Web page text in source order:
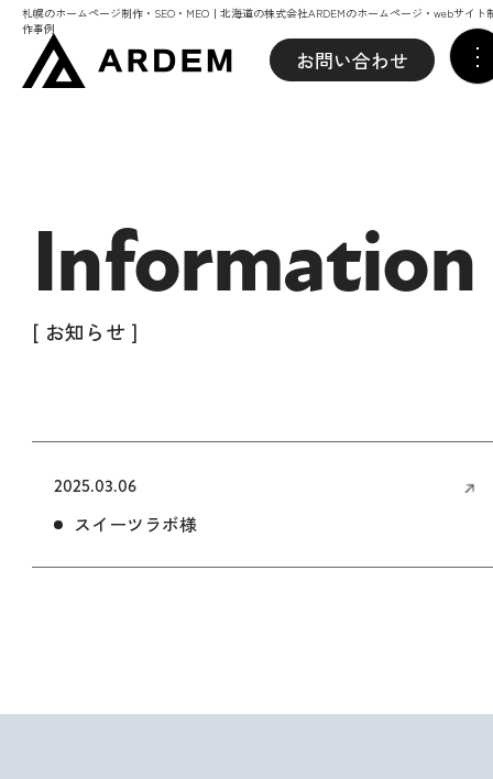
札幌のホームページ制作・SEO・MEO｜北海道の株式会社ARDEMのホームページ・webサイト
作事例
お問い合わせ
Information
[ お知らせ ]
2025.03.06
スイーツラボ様